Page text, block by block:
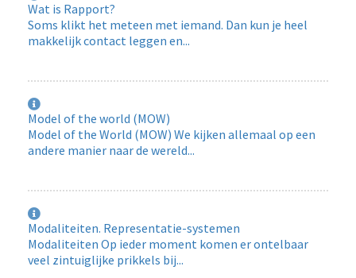
Wat is Rapport?
Soms klikt het meteen met iemand. Dan kun je heel
makkelijk contact leggen en...
Model of the world (MOW)
Model of the World (MOW) We kijken allemaal op een
andere manier naar de wereld...
Modaliteiten. Representatie-systemen
Modaliteiten Op ieder moment komen er ontelbaar
veel zintuiglijke prikkels bij...